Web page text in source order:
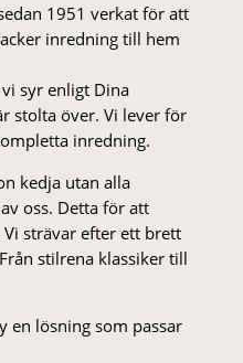
1951 verkat för att
inredning till hem
syr enligt Dina
stolta över. Vi lever för
inredning.
kedja utan alla
oss. Detta för att
strä­var efter ett brett
stil­rena klas­siker till
en lösning som passar